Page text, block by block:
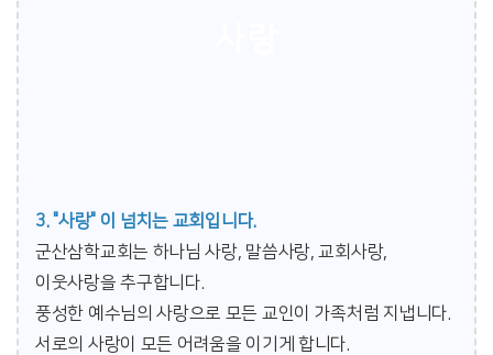
3. "사랑" 이 넘치는 교회입니다.
군산삼학교회는 하나님 사랑, 말씀사랑, 교회사랑,
이웃사랑을 추구합니다.
풍성한 예수님의 사랑으로 모든 교인이 가족처럼 지냅니다.
서로의 사랑이 모든 어려움을 이기게 합니다.